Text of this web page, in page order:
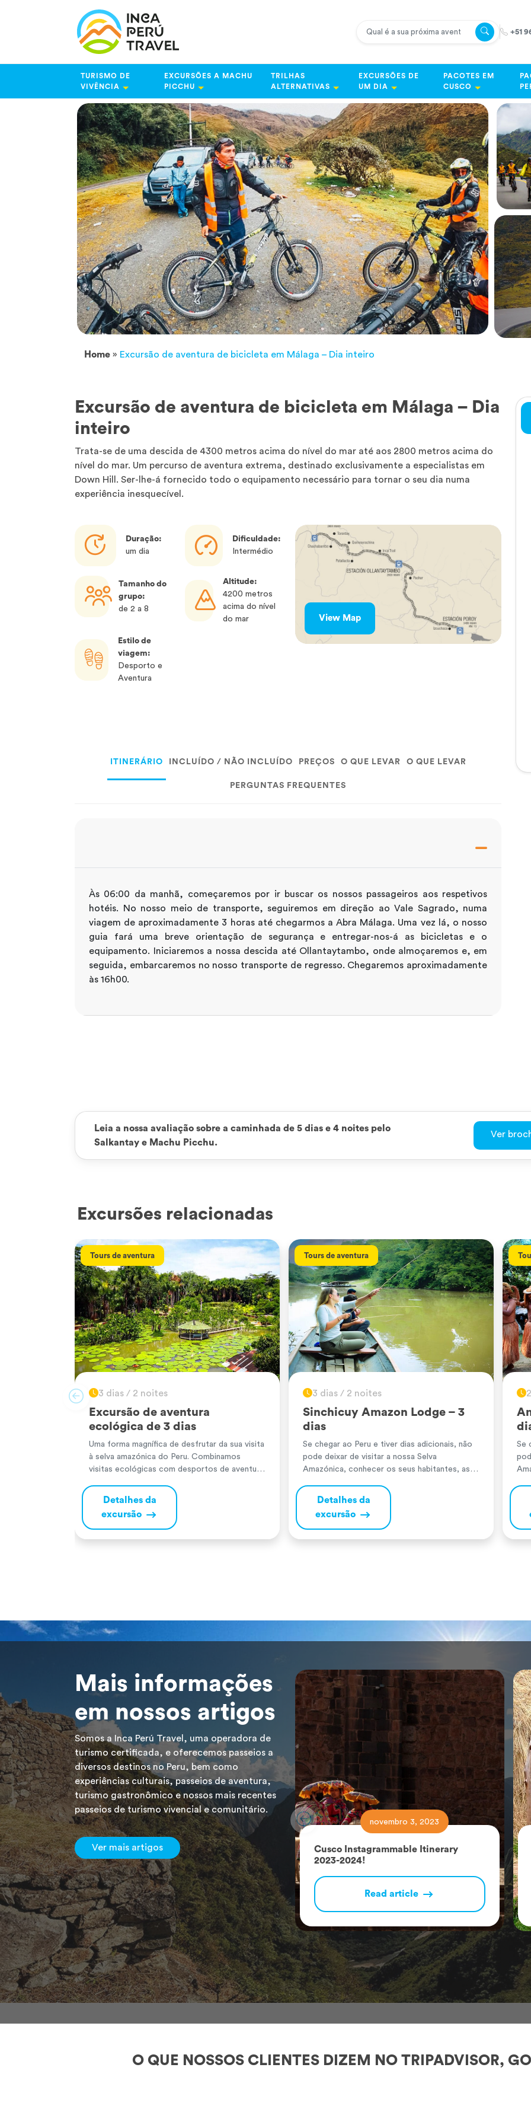
+51
TURISMO DE
VIVÊNCIA
EXCURSÕES A MACHU
PICCHU
TRILHAS
ALTERNATIVAS
EXCURSÕES DE
UM DIA
PACOTES EM
CUSCO
Home » Excursão de aventura de bicicleta em Málaga – Dia inteiro
Excursão de aventura de bicicleta em Málaga – Dia
inteiro
Trata-se de uma descida de 4300 metros acima do nível do mar até aos 2800 metros acima do
nível do mar. Um percurso de aventura extrema, destinado exclusivamente a especialistas em
Down Hill. Ser-lhe-á fornecido todo o equipamento necessário para tornar o seu dia numa
experiência inesquecível.
Duração:
um dia
Dificuldade:
Intermédio
Tamanho do
grupo:
de 2 a 8
Altitude:
4200 metros
acima do nível
do mar
Estilo de
viagem:
Desporto e
Aventura
View Map
ITINERÁRIO INCLUÍDO / NÃO INCLUÍDO PREÇOS O QUE LEVAR O QUE LEVAR
PERGUNTAS FREQUENTES
Às 06:00 da manhã, começaremos por ir buscar os nossos passageiros aos respetivos
hotéis. No nosso meio de transporte, seguiremos em direção ao Vale Sagrado, numa
viagem de aproximadamente 3 horas até chegarmos a Abra Málaga. Uma vez lá, o nosso
guia fará uma breve orientação de segurança e entregar-nos-á as bicicletas e o
equipamento. Iniciaremos a nossa descida até Ollantaytambo, onde almoçaremos e, em
seguida, embarcaremos no nosso transporte de regresso. Chegaremos aproximadamente
às 16h00.
Leia a nossa avaliação sobre a caminhada de 5 dias e 4 noites pelo
Salkantay e Machu Picchu.
Ver
Excursões relacionadas
Tours de aventura
3 dias / 2 noites
Excursão de aventura
ecológica de 3 dias
Uma forma magnífica de desfrutar da sua visita
à selva amazónica do Peru. Combinamos
visitas ecológicas com desportos de aventura
experiência. Terá a oportunidade de navegar
Desfrute de paisagens únicas, observe os
pinguins-rosa e cinzentos a nadar e tire uma
Detalhes da
excursão
Tours de aventura
3 dias / 2 noites
Sinchicuy Amazon Lodge – 3
dias
Se chegar ao Peru e tiver dias adicionais, não
pode deixar de visitar a nossa Selva
Amazónica, conhecer os seus habitantes, as
com a Mãe Natureza, aprender sobre as
conhecer os animais que ali habitam. No Peru,
temos vários locais onde realizar estes […]
Detalhes da
excursão
Se
Mais informações
em nossos artigos
Somos a Inca Perú Travel, uma operadora de
turismo certificada, e oferecemos passeios a
diversos destinos no Peru, bem como
experiências culturais, passeios de aventura,
turismo gastronômico e nossos mais recentes
passeios de turismo vivencial e comunitário.
Ver mais artigos
novembro 3, 2023
Cusco Instagrammable Itinerary
2023-2024!
Read article
O QUE NOSSOS CLIENTES DIZEM NO TRIPADVISOR,